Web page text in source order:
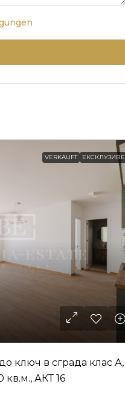
VERKAUFT
ключ в сграда клас А,
кв.м., АКТ 16